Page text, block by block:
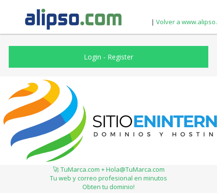
| Volver a
Login - Register
🚀 TuMarca.com + Hola@TuMarca.com
Tu web y correo profesional en minutos
Obten tu dominio!